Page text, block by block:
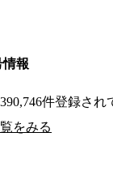
報
件登録され
をみる